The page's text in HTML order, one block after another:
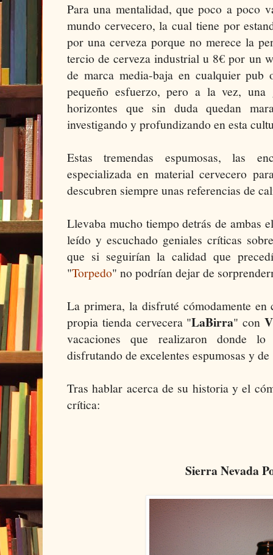
Para una mentalidad, que poco a poco
mundo cervecero, la cual tiene por
por una cerveza porque no merece la
tercio de cerveza industrial u 8€ por un
de marca media-baja en cualquier pub
pequeño esfuerzo, pero a la vez, una
horizontes que sin duda quedan
investigando y profundizando en esta
Estas tremendas espumosas, las
especializada en material cervecero
descubren siempre unas referencias de
Llevaba mucho tiempo detrás de ambas
leído y escuchado geniales críticas
que si seguirían la calidad que
"Torpedo" no podrían dejar de
La primera, la disfruté cómodamente
propia tienda cervecera "LaBirra" con
vacaciones que realizaron donde
disfrutando de excelentes espumosas y
Tras hablar acerca de su historia y el
crítica:
Sierra Nevada